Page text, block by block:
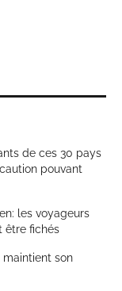
de ces 30 pays
pouvant
les voyageurs
être fichés
maintient son